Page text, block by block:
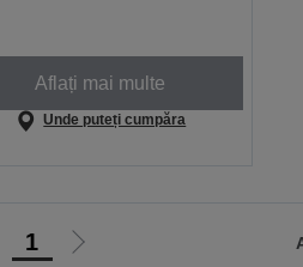
Aflați mai multe
Unde puteți cumpăra
1
Mergi